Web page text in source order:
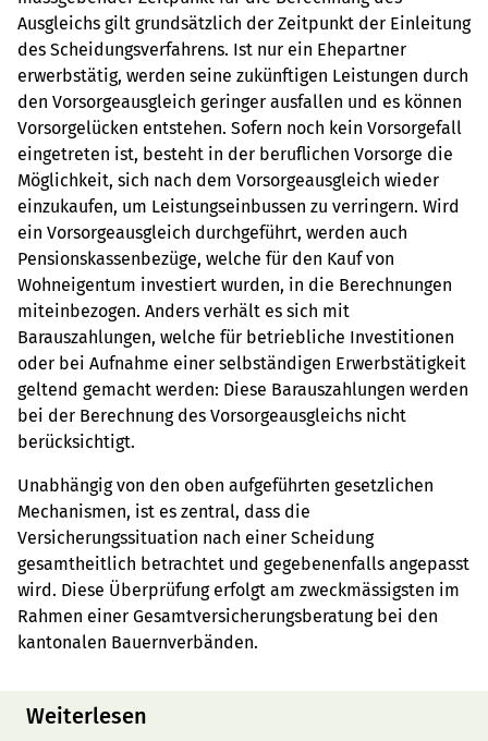
Ausgleichs gilt grundsätzlich der Zeitpunkt der Einleitung
des Scheidungsverfahrens. Ist nur ein Ehepartner
erwerbstätig, werden seine zukünftigen Leistungen durch
den Vorsorgeausgleich geringer ausfallen und es können
Vorsorgelücken entstehen. Sofern noch kein Vorsorgefall
eingetreten ist, besteht in der beruflichen Vorsorge die
Möglichkeit, sich nach dem Vorsorgeausgleich wieder
einzukaufen, um Leistungseinbussen zu verringern. Wird
ein Vorsorgeausgleich durchgeführt, werden auch
Pensionskassenbezüge, welche für den Kauf von
Wohneigentum investiert wurden, in die Berechnungen
miteinbezogen. Anders verhält es sich mit
Barauszahlungen, welche für betriebliche Investitionen
oder bei Aufnahme einer selbständigen Erwerbstätigkeit
geltend gemacht werden: Diese Barauszahlungen werden
bei der Berechnung des Vorsorgeausgleichs nicht
berücksichtigt.
Unabhängig von den oben aufgeführten gesetzlichen
Mechanismen, ist es zentral, dass die
Versicherungssituation nach einer Scheidung
gesamtheitlich betrachtet und gegebenenfalls angepasst
wird. Diese Überprüfung erfolgt am zweckmässigsten im
Rahmen einer Gesamtversicherungsberatung bei den
kantonalen Bauernverbänden.
Weiterlesen